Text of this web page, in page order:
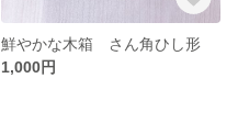
鮮やかな木箱 さん角ひし形
1,000円